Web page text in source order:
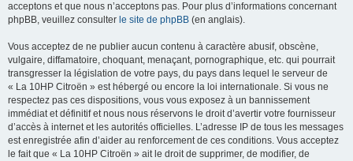
acceptons et que nous n’acceptons pas. Pour plus d’informations concernant
phpBB, veuillez consulter le site de phpBB (en anglais).
Vous acceptez de ne publier aucun contenu à caractère abusif, obscène,
vulgaire, diffamatoire, choquant, menaçant, pornographique, etc. qui pourrait
transgresser la législation de votre pays, du pays dans lequel le serveur de
« La 10HP Citroën » est hébergé ou encore la loi internationale. Si vous ne
respectez pas ces dispositions, vous vous exposez à un bannissement
immédiat et définitif et nous nous réservons le droit d’avertir votre fournisseur
d’accès à internet et les autorités officielles. L’adresse IP de tous les messages
est enregistrée afin d’aider au renforcement de ces conditions. Vous acceptez
le fait que « La 10HP Citroën » ait le droit de supprimer, de modifier, de